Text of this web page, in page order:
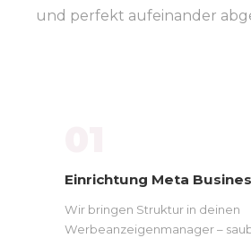
und perfekt aufeinander
Einrichtung Meta
Wir bringen Struktur in deinen
Werbeanzeigenmanager –